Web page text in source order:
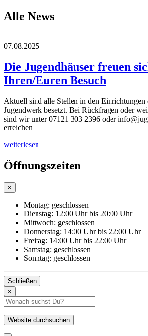
Alle News
07.08.2025
Die Jugendhäuser freuen
Ihren/Euren Besuch
Aktuell sind alle Stellen in den Einrichtungen
Jugendwerk besetzt. Bei Rückfragen oder
sind wir unter 07121 303 2396 oder
erreichen
weiterlesen
Öffnungszeiten
×
Montag: geschlossen
Dienstag: 12:00 Uhr bis 20:00 Uhr
Mittwoch: geschlossen
Donnerstag: 14:00 Uhr bis 22:00 Uhr
Freitag: 14:00 Uhr bis 22:00 Uhr
Samstag: geschlossen
Sonntag: geschlossen
Schließen
×
Suchbegriff
eingeben
Website durchsuchen